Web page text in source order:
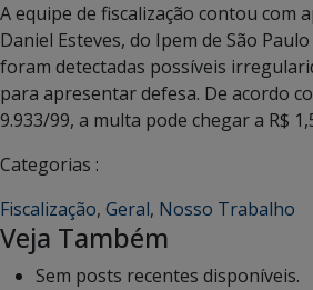
A equipe de fiscalização contou com
Daniel Esteves, do Ipem de São
foram detectadas possíveis
para apresentar defesa. De acordo
9.933/99, a multa pode chegar a R$
Categorias :
Fiscalização, Geral, Nosso Trabalho
Veja Também
Sem posts recentes disponíveis.